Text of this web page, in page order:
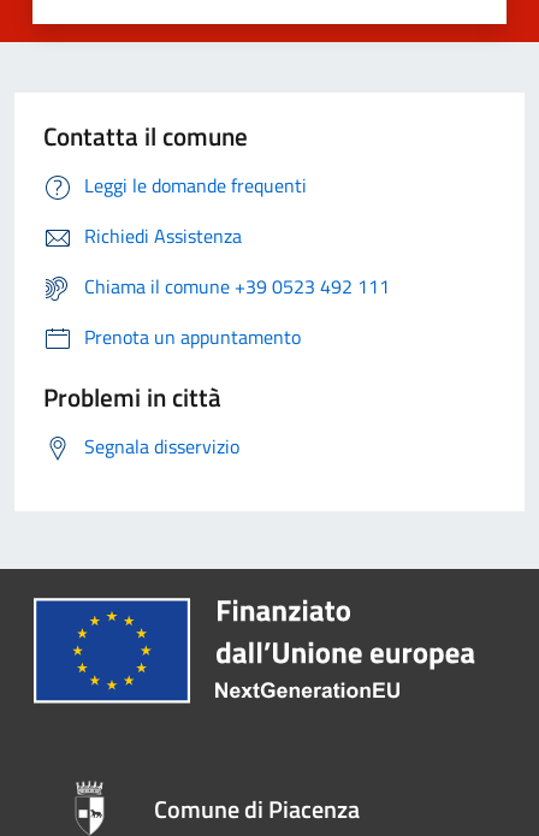
Contatta il comune
Leggi le domande frequenti
Richiedi Assistenza
Chiama il comune +39 0523 492 111
Prenota un appuntamento
Problemi in città
Segnala disservizio
Comune di Piacenza